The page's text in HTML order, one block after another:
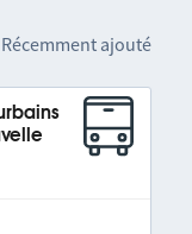
Récemment ajouté